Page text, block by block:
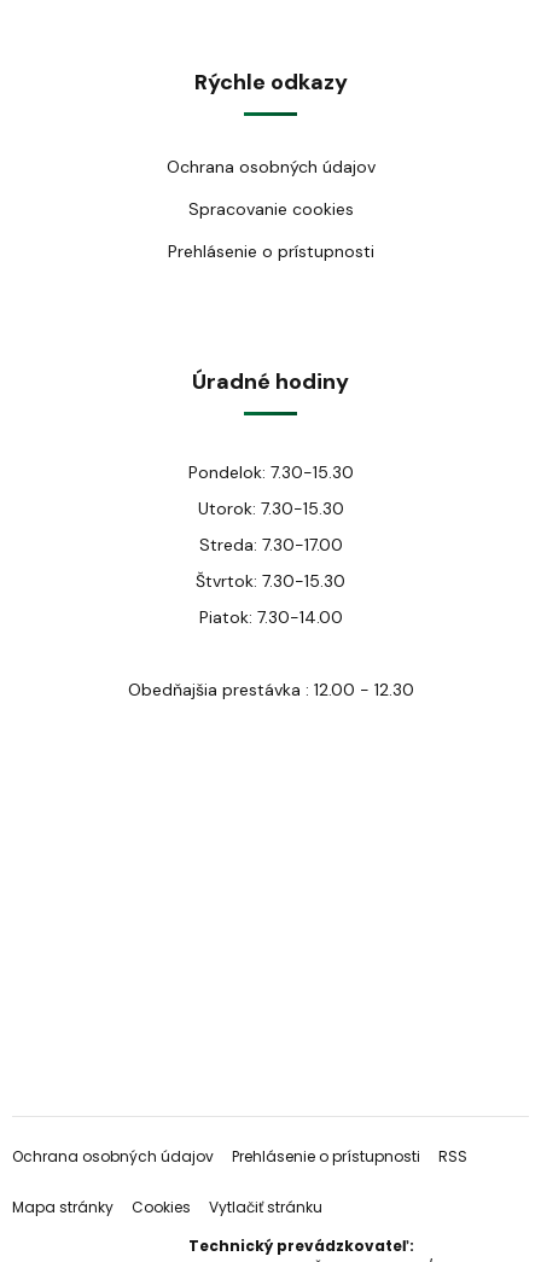
Rýchle odkazy
Ochrana osobných údajov
Spracovanie cookies
Prehlásenie o prístupnosti
Úradné hodiny
Pondelok: 7.30-15.30
Utorok: 7.30-15.30
Streda: 7.30-17.00
Štvrtok: 7.30-15.30
Piatok: 7.30-14.00
Obedňajšia prestávka : 12.00 - 12.30
Ochrana osobných údajov Prehlásenie o prístupnosti RSS
Mapa stránky Cookies
Vytlačiť stránku
Technický prevádzkovateľ: